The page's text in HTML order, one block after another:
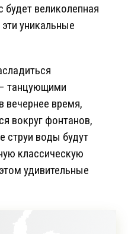
великолепная
уникальные
танцующими
время,
вокруг фонтанов,
струи воды будут
классическую
удивительные